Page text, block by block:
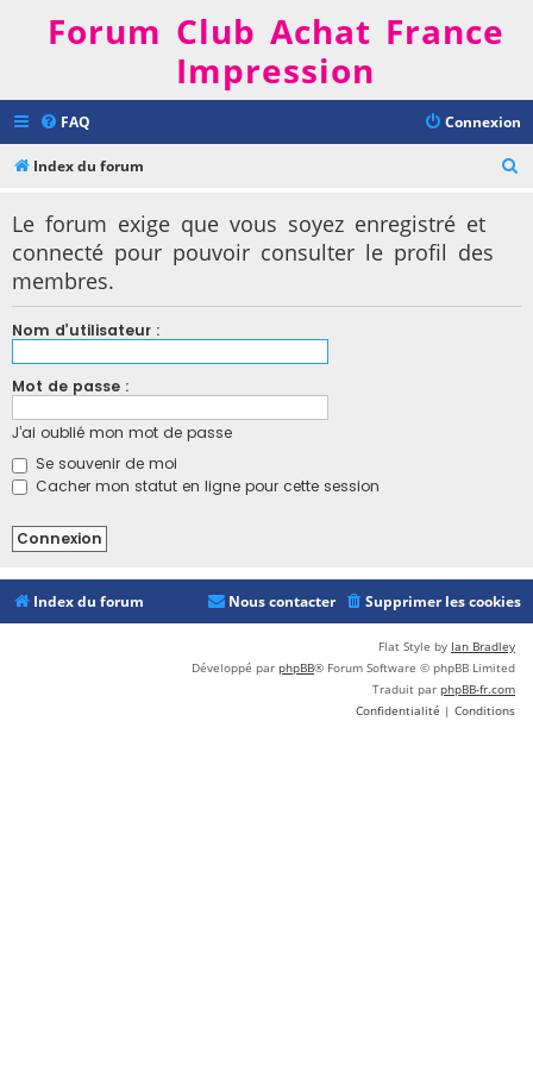
Forum Club Achat France
Impression
FAQ Connexion
Index du forum
Le forum exige que vous soyez enregistré et
connecté pour pouvoir consulter le profil des
membres.
Nom d’utilisateur :
Mot de passe :
J’ai oublié mon mot de passe
Se souvenir de moi
Cacher mon statut en ligne pour cette session
Index du forum Supprimer les cookies
Nous contacter
Flat Style by Ian Bradley
Développé par phpBB® Forum Software © phpBB Limited
Traduit par phpBB-fr.com
Confidentialité | Conditions